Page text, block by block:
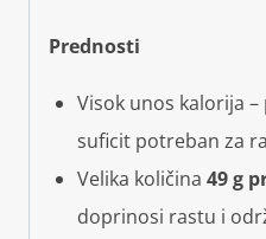
Prednosti
Visok unos kalorija
suficit potreban za
Velika količina 49 g
doprinosi rastu i